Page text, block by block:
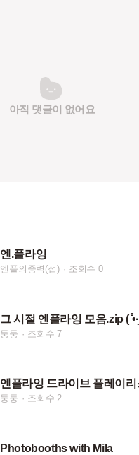
아직 댓글이 없어요
엔.플라잉
엔플의중력(접) 조회수 0
그 시절 엔플라잉 모음.zip ( ͒•·̫|
둥둥 조회수 7
둥둥 조회수 2
Photobooths with Mila